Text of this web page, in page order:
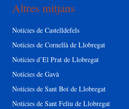
Altres mitjans
Notícies de Castelldefels
Notícies de Cornellà de Llobregat
Notícies d’El Prat de Llobregat
Notícies de Gavà
Notícies de Sant Boi de Llobregat
Notícies de Sant Feliu de Llobregat